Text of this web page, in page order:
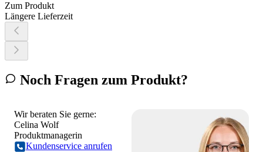
Zum Produkt
Längere Lieferzeit
Noch Fragen zum Produkt?
Wir beraten Sie gerne:
Celina Wolf
Produktmanagerin
Kundenservice anrufen